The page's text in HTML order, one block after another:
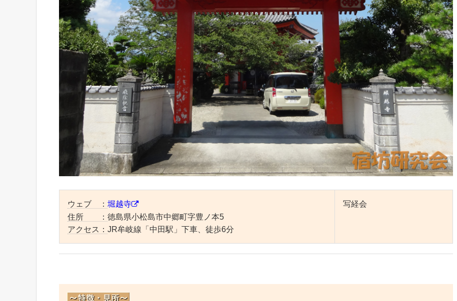
ウェブ ： 堀越寺
住所 ： 徳島県小松島市中郷町字豊ノ本5
アクセス： JR牟岐線「中田駅」下車、徒歩6分
写経会